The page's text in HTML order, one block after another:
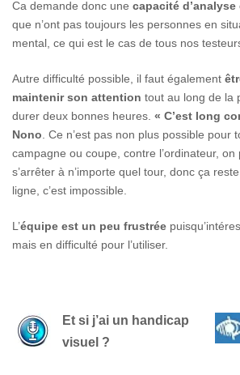
Ca demande donc une capacité
que n’ont pas toujours les personnes en
mental, ce qui est le cas de tous nos
Autre difficulté possible, il faut également
maintenir son attention tout au long de la
durer deux bonnes heures. « C’est long
Nono . Ce n’est pas non plus possible pour
campagne ou coupe, contre l’ordinateur,
s’arrêter à n’importe quel tour, donc ça
ligne, c’est impossible.
L’équipe est un peu frustrée
mais en difficulté pour l’utiliser.
Et si j’ai un handicap
visuel ?